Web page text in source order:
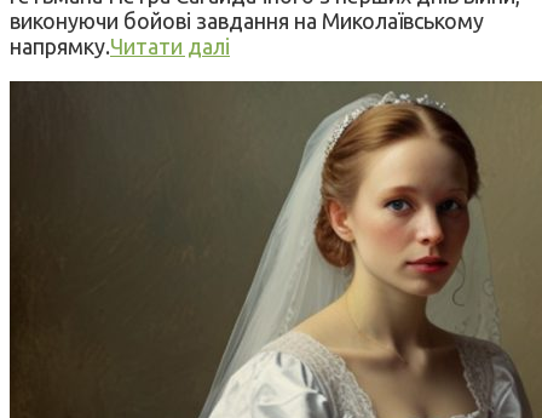
виконуючи бойові завдання на Миколаївському
напрямку.Читати далі